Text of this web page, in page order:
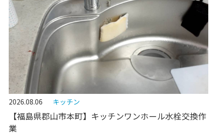
2026.08.06 キッチン
【福島県郡山市本町】キッチンワンホール水栓交換作
業